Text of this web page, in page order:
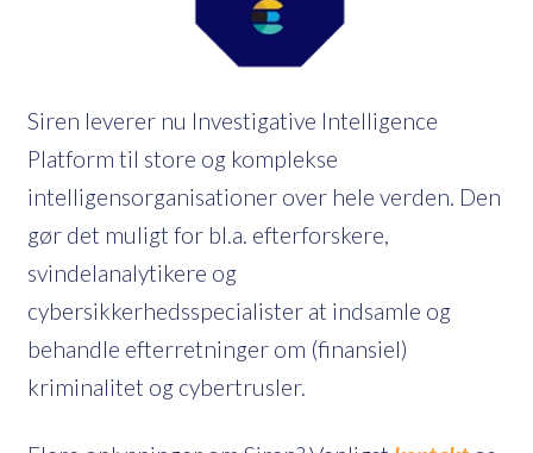
Siren leverer nu Investigative Intelligence
Platform til store og komplekse
intelligensorganisationer over hele verden. Den
gør det muligt for bl.a. efterforskere,
svindelanalytikere og
cybersikkerhedsspecialister at indsamle og
behandle efterretninger om (finansiel)
kriminalitet og cybertrusler.